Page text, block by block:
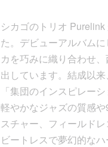
シカゴのトリオ
た。デビューアルバム
カを巧みに織り合わせ
出しています。結成以
「集団のインスピレー
軽やかなジャズの質感
スチャー、フィールド
ビートレスで夢幻的な